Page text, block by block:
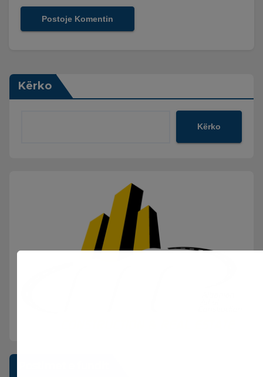
Kërko
Kërko